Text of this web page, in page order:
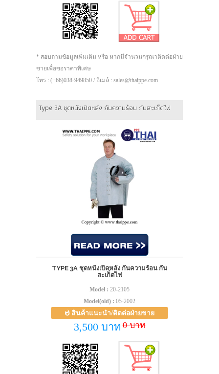
* สอบถามข้อมูลเพิ่มเติม หรือ หากมีจำนวนกรุณาติดต่อฝ่าย
ขายเพื่อขอราคาพิเศษ
โทร : (+66)038-949850 / อีเมล์ : sales@thaippe.com
Type 3A ชุดหนังเปิดหลัง กันความร้อน กันสะเก็ดไฟ
TYPE 3A ชุดหนังเปิดหลัง กันความร้อน กัน
สะเก็ดไฟ
Model : 20-2105
Model(old) : 05-2002
สินค้าแนะนำ/ติดต่อฝ่ายขาย
3,500 บาท 0 บาท